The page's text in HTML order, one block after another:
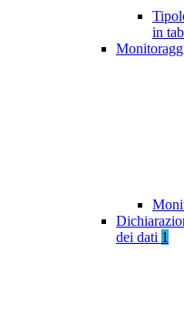
in
dei dati 1